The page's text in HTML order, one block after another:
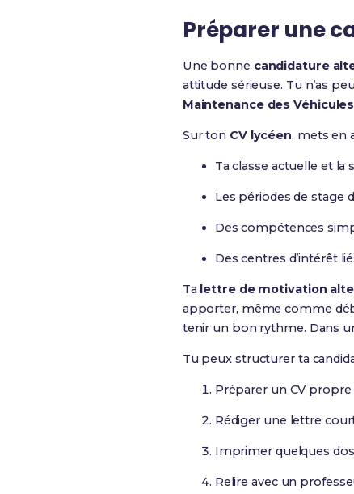
Préparer une
Une bonne candidature
attitude sérieuse. Tu n’as
Maintenance des Véhicules
Sur ton CV lycéen, mets en
Ta classe actuelle et
Les périodes de stage
Des compétences
Des centres d’intérêt
Ta lettre de motivation
apporter, même comme
tenir un bon rythme. Dans
Tu peux structurer ta
Préparer un CV propre
Rédiger une lettre
Imprimer quelques
Relire avec un